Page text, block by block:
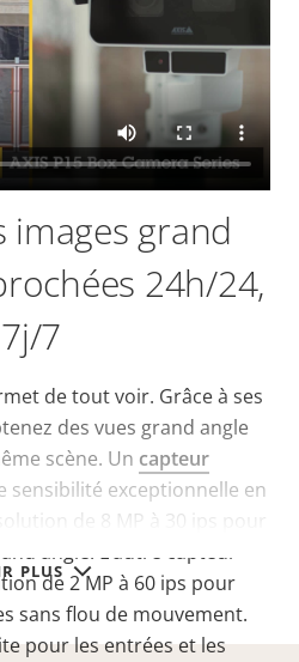
PLUS
images grand
24h/24,
7j/7
de tout voir. Grâce à ses
des vues grand angle
scène. Un capteur
sensibilité exceptionnelle en
de 8 MP à 30 ips pour
angle. L’autre capteur
de 2 MP à 60 ips pour
sans flou de mouvement.
pour les entrées et les